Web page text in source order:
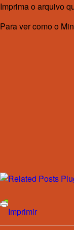
Imprima o arquivo
Para ver como o
Imprimir